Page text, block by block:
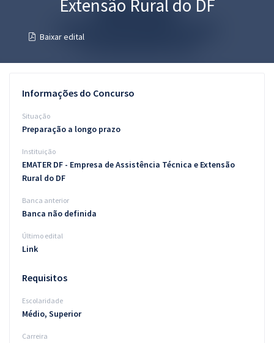
Mentorias
Conteúdo gratuito
Blog
Atendimento
Extensão Rural do DF
Baixar edital
Informações do Concurso
Situação
Preparação a longo prazo
Instituição
EMATER DF - Empresa de Assistência Técnica e Extensão
Rural do DF
Banca anterior
Banca não definida
Último edital
Link
Requisitos
Escolaridade
Médio, Superior
Carreira